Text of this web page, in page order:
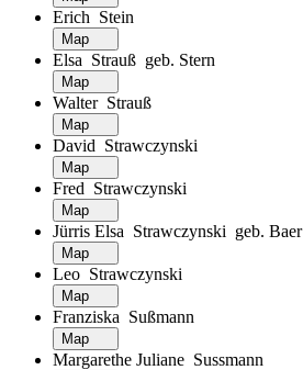
Erich Stein
Elsa Strauß geb. Stern
Walter Strauß
David Strawczynski
Fred Strawczynski
Jürris Elsa Strawczynski geb. Baer
Leo Strawczynski
Franziska Sußmann
Margarethe Juliane Sussmann